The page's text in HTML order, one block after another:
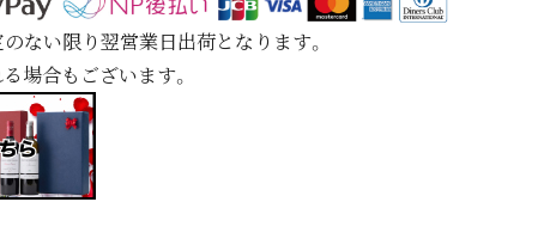
ない限り翌営業日出荷となります。
場合もございます。